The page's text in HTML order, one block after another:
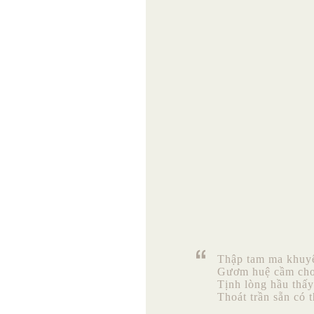
Thập tam ma
Gươm huệ cầm
Tịnh lòng hầu
Thoát trần sẵn có